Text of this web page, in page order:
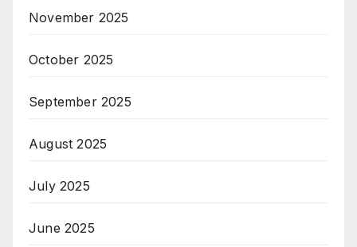
November 2025
October 2025
September 2025
August 2025
July 2025
June 2025